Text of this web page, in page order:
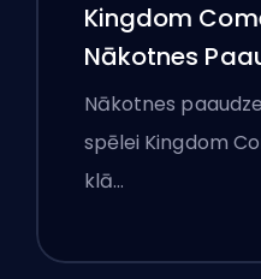
Kingdom
Nākotnes
Analīze
Nākotnes
spēlei Kingdom
klā…